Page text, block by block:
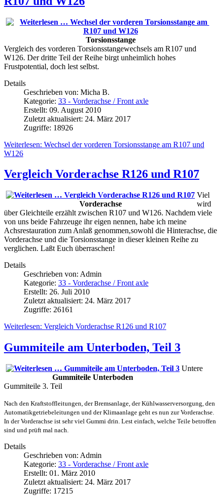
Torsionsstange
Vergleich des vorderen Torsionsstangewechsels am R107 und
W126. Der dritte Teil der Reihe birgt unheimlich hohes
Frustpotential, doch lest selbst.
Details
Geschrieben von: Micha B.
Kategorie: 33 - Vorderachse / Front axle
Erstellt: 09. August 2010
Zuletzt aktualisiert: 24. März 2017
Zugriffe: 18926
Weiterlesen: Wechsel der vorderen Torsionsstange am R107 und
W126
Vergleich Vorderachse R126 und R107
Vorderachse
Viel
wird
über Gleichteile erzählt zwischen R107 und W126. Nachdem viele
von uns beide Fahrzeuge ihr eigen nennen, habe ich meine
Achsrestauration zum Anlaß genommen,sowohl die Hinterachse, die
Vorderachse und die Torsionsstange in dieser kleinen Reihe zu
verglichen. Laßt Euch überraschen!
Details
Geschrieben von: Admin
Kategorie: 33 - Vorderachse / Front axle
Erstellt: 26. Juli 2010
Zuletzt aktualisiert: 24. März 2017
Zugriffe: 26161
Weiterlesen: Vergleich Vorderachse R126 und R107
Gummiteile am Unterboden, Teil 3
Gummiteile Unterboden
Untere
Gummiteile 3. Teil
Nach den Kraftstoffleitungen, der Bremsanlage, der Kühlwasserversorgung, den
Automatikgetriebeleitungen und der Klimaanlage geht es nun zur Vorderachse.
In der Vorderachse ist sehr viel Gummi drin. Lest einfach, welche Teile betroffen
sind und prüft mal nach.
Details
Geschrieben von: Admin
Kategorie: 33 - Vorderachse / Front axle
Erstellt: 01. März 2010
Zuletzt aktualisiert: 24. März 2017
Zugriffe: 17215